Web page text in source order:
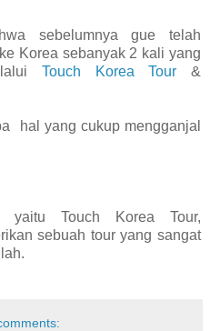
sebelumnya gue telah
Korea sebanyak 2 kali yang
Touch Korea Tour &
hal yang cukup mengganjal
yaitu Touch Korea Tour,
sebuah tour yang sangat